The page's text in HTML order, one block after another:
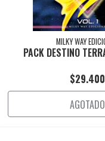
MILKY WAY
PACK DESTINO
$29.400
AGOTADO